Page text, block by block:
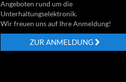
Angeboten rund um die
Unterhaltungselektronik.
Wir freuen uns auf Ihre Anmeldung!
ZUR ANMELDUNG